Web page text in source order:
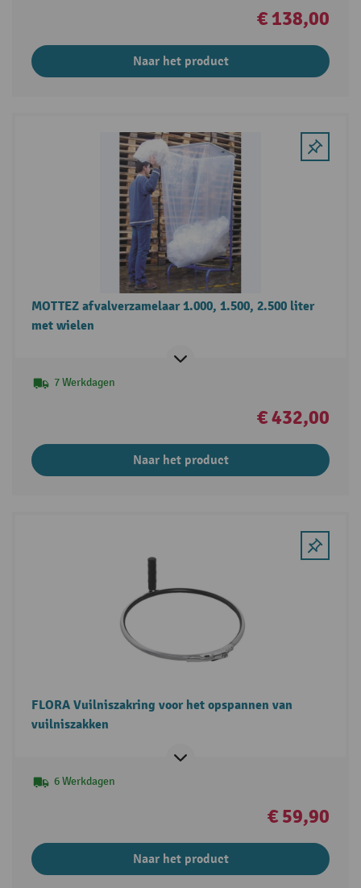
€ 138,00
Naar het product
MOTTEZ afvalverzamelaar 1.000, 1.500, 2.500 liter
met wielen
7 Werkdagen
€ 432,00
Naar het product
FLORA Vuilniszakring voor het opspannen van
vuilniszakken
6 Werkdagen
€ 59,90
Naar het product